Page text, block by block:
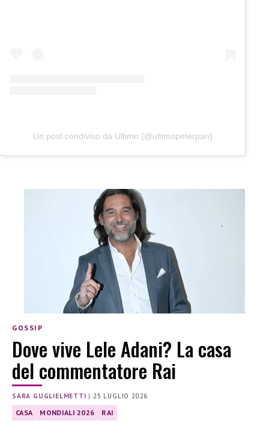
Un post condiviso da Ultimo (@ultimopeterpan)
GOSSIP
Dove vive Lele Adani? La casa
del commentatore Rai
SARA GUGLIELMETTI |25 LUGLIO 2026
CASA MONDIALI 2026 RAI